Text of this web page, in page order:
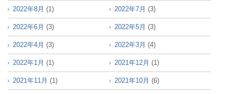
2022年8月 (1) 2022年7月 (3)
2022年6月 (3) 2022年5月 (3)
2022年4月 (3) 2022年3月 (4)
2022年1月 (1) 2021年12月 (1)
2021年11月 (1) 2021年10月 (6)